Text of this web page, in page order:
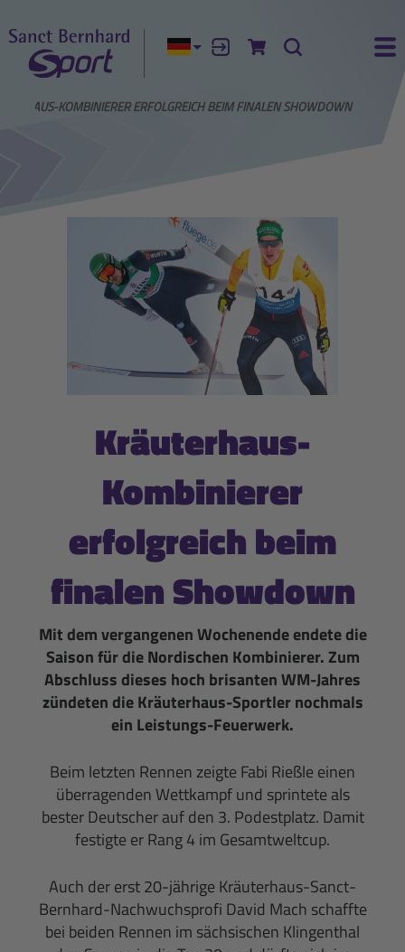
Aktuelle Sprache:
AnmeldenZum Warenkorb
Suche
KOMBINIERER ERFOLGREICH BEIM FINALEN SHOWDOWN
Kräuterhaus-
Kombinierer
erfolgreich beim
finalen Showdown
Mit dem vergangenen Wochenende endete die
Saison für die Nordischen Kombinierer. Zum
Abschluss dieses hoch brisanten WM-Jahres
zündeten die Kräuterhaus-Sportler nochmals
ein Leistungs-Feuerwerk.
Beim letzten Rennen zeigte Fabi Rießle einen
überragenden Wettkampf und sprintete als
bester Deutscher auf den 3. Podestplatz. Damit
festigte er Rang 4 im Gesamtweltcup.
Auch der erst 20-jährige Kräuterhaus-Sanct-
Bernhard-Nachwuchsprofi David Mach schaffte
bei beiden Rennen im sächsischen Klingenthal